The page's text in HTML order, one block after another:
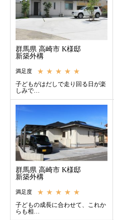
群馬県 高崎市 K様邸
新築外構
満足度 ★★★★★
子どもがはだしで走り回る日が楽
しみで…
群馬県 高崎市 K様邸
新築外構
満足度 ★★★★★
子どもの成長に合わせて、これか
らも相…